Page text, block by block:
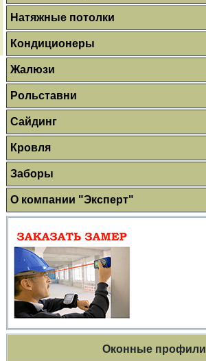
Натяжные потолки
Кондиционеры
Жалюзи
Рольставни
Сайдинг
Кровля
Заборы
О компании "Эксперт"
Оконные профили